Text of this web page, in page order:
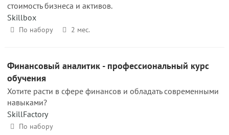
стоимость бизнеса и активов.
Skillbox
По набору 2 мес.
Финансовый аналитик - профессиональный курс
обучения
Хотите расти в сфере финансов и обладать современными
навыками?
SkillFactory
По набору